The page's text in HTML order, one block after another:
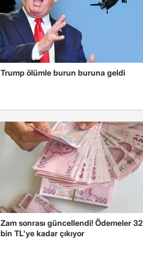
Trump ölümle burun buruna geldi
Zam sonrası güncellendi! Ödemeler 32
bin TL'ye kadar çıkıyor